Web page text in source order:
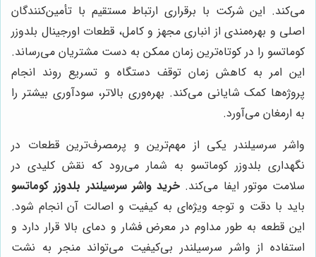
می‌کند. این شرکت با برقراری ارتباط مستقیم با تأمین‌کنندگان
اصلی و بهره‌مندی از انباری مجهز و کامل، قطعات اورجینال بلدوزر
کوماتسو را در کوتاه‌ترین زمان ممکن به دست مشتریان می‌رساند.
این امر به کاهش زمان توقف دستگاه و تسریع روند انجام
پروژه‌ها کمک شایانی می‌کند. بهره‌وری بالاتر، سودآوری بیشتر را
به ارمغان می‌آورد.
واشر سرسیلندر یکی از مهم‌ترین و پرمصرف‌ترین قطعات در
نگهداری بلدوزر کوماتسو به شمار می‌رود که نقش کلیدی در
سلامت موتور ایفا می‌کند. خرید واشر سرسیلندر بلدوزر کوماتسو
باید با دقت و توجه ویژه‌ای به کیفیت و اصالت آن انجام شود.
این قطعه به طور مداوم در معرض فشار و دمای بالا قرار دارد و
استفاده از واشر سرسیلندر بی‌کیفیت می‌تواند منجر به نشت